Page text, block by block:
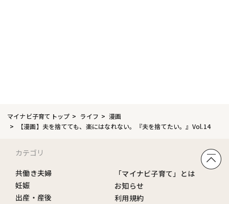
マイナビ子育てトップ ライフ
漫画
【漫画】夫を捨てても、楽にはなれない。『夫を捨てたい。』Vol.14
カテゴリ
共働き夫婦
妊娠
出産・産後
「マイナビ子育て」とは
お知らせ
利用規約